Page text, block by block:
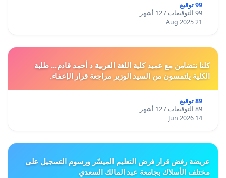
99 توقيع
99 التوقيعات / 12 أشهر
21 Aug 2025
كلنا نتضامن مع عميد كلية اللغة العربية د أحمد قادم... طلبة
الكلية يلتمسون من السيد الوزير مراجعة قرار الإعفاء.
89 توقيع
89 التوقيعات / 12 أشهر
14 Jun 2026
عريضة رفض قرار فرض التعليم الميسّر ورسوم التسجيل على
مختلف الأسلاك بجامعة عبد المالك السعدي